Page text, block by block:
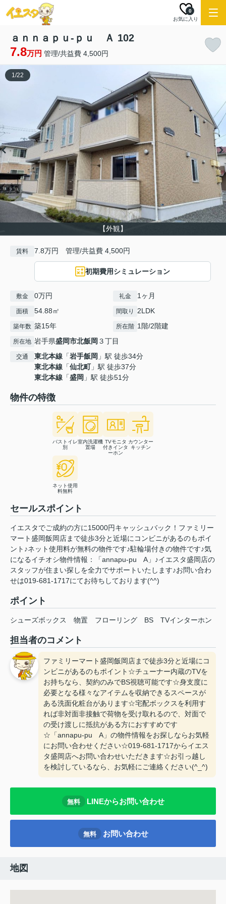
お気に入り
0
ａｎｎａｐｕ-ｐｕ Ａ 102
7.8万円 管理/共益費 4,500円
【外観】
1/22
賃料 7.8万円 管理/共益費 4,500円
初期費用シミュレーション
敷金 0万円 礼金 1ヶ月
面積 54.88㎡ 間取り 2LDK
築年数 築15年 所在階 1階/2階建
所在地 岩手県盛岡市北飯岡 ３丁目
交通 東北本線 「岩手飯岡 」駅 徒歩34分
東北本線 「仙北町」駅 徒歩37分
東北本線 「盛岡 」駅 徒歩51分
物件の特徴
バストイレ
別
室内洗濯機
置場
TVモニタ
付きインタ
ーホン
カウンター
キッチン
ネット使用
料無料
セールスポイント
イエスタでご成約の方に15000円キャッシュバック！ファミリー
マート盛岡飯岡店まで徒歩3分と近場にコンビニがあるのもポイ
ント♪ネット使用料が無料の物件です♪駐輪場付きの物件です♪気
になるイチオシ物件情報：「annapu-pu A」♪イエスタ盛岡店の
スタッフが住まい探しを全力でサポートいたします♪お問い合わ
せは019-681-1717にてお待ちしております(^^)
ポイント
シューズボックス 物置 フローリング BS TVインターホン
担当者のコメント
ファミリーマート盛岡飯岡店まで徒歩3分と近場にコ
ンビニがあるのもポイント☆チューナー内蔵のTVを
お持ちなら、契約のみでBS視聴可能です☆身支度に
必要となる様々なアイテムを収納できるスペースが
ある洗面化粧台があります☆宅配ボックスを利用す
れば非対面非接触で荷物を受け取れるので、対面で
の受け渡しに抵抗がある方におすすめです
☆「annapu-pu A」の物件情報をお探しならお気軽
にお問い合わせください☆019-681-1717からイエス
タ盛岡店へお問い合わせいただきます☆お引っ越し
を検討しているなら、お気軽にご連絡ください(^_^)
無料 LINEからお問い合わせ
無料 お問い合わせ
地図